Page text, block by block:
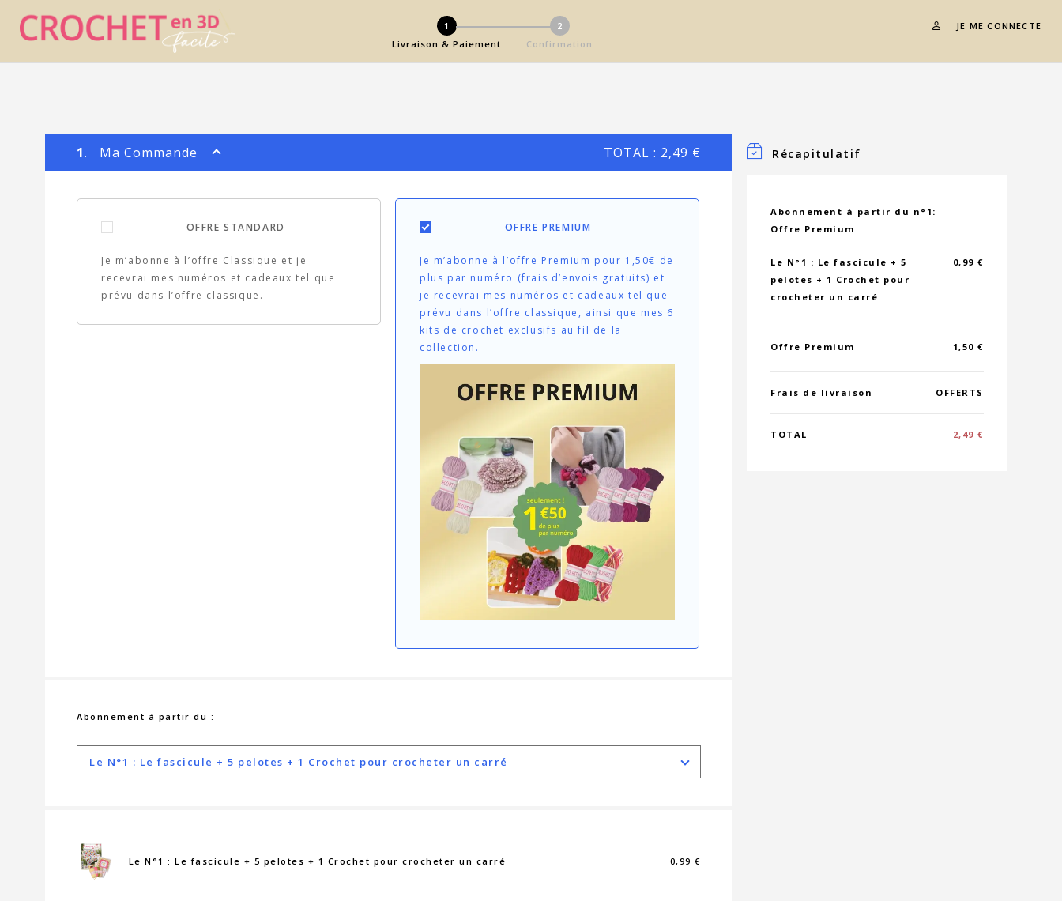
1
Livraison & Paiement
2
Confirmation
JE ME CONNECTE
1. Ma Commande TOTAL : 2,49 €
OFFRE STANDARD
Je m’abonne à l’offre Classique et je
recevrai mes numéros et cadeaux tel que
prévu dans l’offre classique.
OFFRE PREMIUM
Je m’abonne à l’offre Premium pour 1,50€ de
plus par numéro (frais d’envois gratuits) et
je recevrai mes numéros et cadeaux tel que
prévu dans l’offre classique, ainsi que mes 6
kits de crochet exclusifs au fil de la
collection.
Abonnement à partir du :
Le N°1 : Le fascicule + 5 pelotes + 1 Crochet pour crocheter un carré
Le N°1 : Le fascicule + 5 pelotes + 1 Crochet pour crocheter un carré 0,99 €
Récapitulatif
Abonnement à partir du n°1:
Offre Premium
Le N°1 : Le fascicule + 5
pelotes + 1 Crochet pour
crocheter un carré
0,99 €
Offre Premium 1,50 €
Frais de livraison OFFERTS
TOTAL 2,49 €